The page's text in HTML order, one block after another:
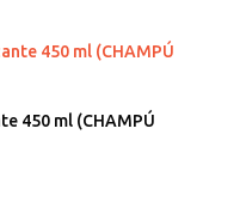
450 ml (CHAMPÚ